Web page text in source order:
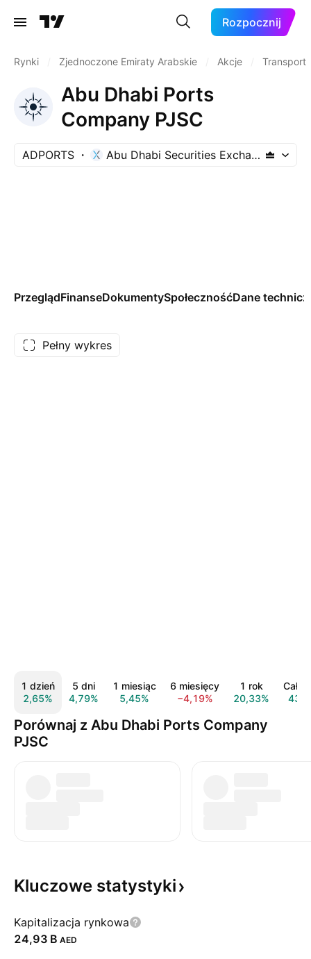
Rozpocznij
Rynki Zjednoczone Emiraty Arabskie Akcje Transport
Abu Dhabi Ports
Company PJSC
ADPORTS Abu Dhabi Securities Exchange
PrzeglądFinanseDokumentySpołecznośćDane
Pełny wykres
1 dzień
2,65%
5 dni
4,79%
1 miesiąc
5,45%
6 miesięcy
−4,19%
1 rok
20,33%
Cały
Porównaj z Abu Dhabi Ports Company
PJSC
Kluczowe statystyki
Kapitalizacja rynkowa
‪24,93 B‬ AED